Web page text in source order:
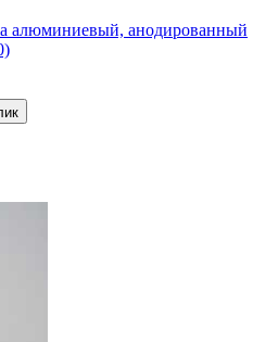
алюминиевый, анодированный